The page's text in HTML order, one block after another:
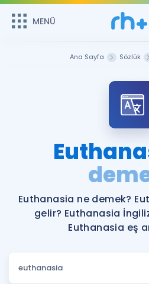
MENÜ
Şifremi
Sepetin Şu
Remzi Hoca ile seni sınava
bekliyor!
MENÜ
Katılımcı Görüşleri
Faydalı Araçlar
Ücretsiz Kaynaklar
Ana Sayfa Sözlük
Euthanasia ne demek?
gelir? Euthanasia
Euthanasia eş